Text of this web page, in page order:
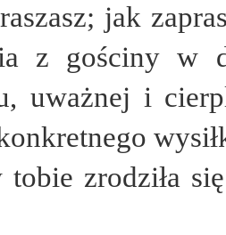
jak
z gościny w
uważnej i
zrodziła